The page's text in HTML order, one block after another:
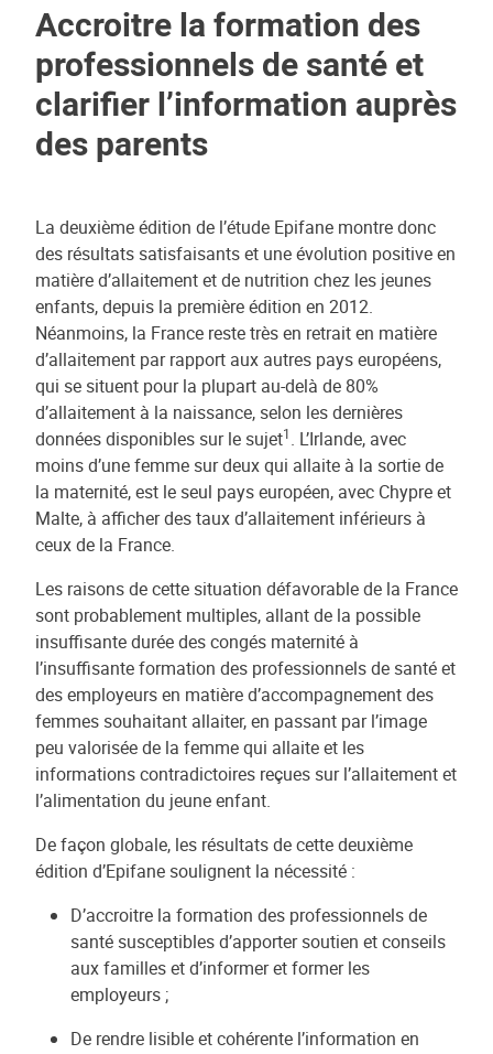
Accroitre la formation des
professionnels de santé et
clarifier l’information auprès
des parents
La deuxième édition de l’étude Epifane montre donc
des résultats satisfaisants et une évolution positive en
matière d’allaitement et de nutrition chez les jeunes
enfants, depuis la première édition en 2012.
Néanmoins, la France reste très en retrait en matière
d’allaitement par rapport aux autres pays européens,
qui se situent pour la plupart au-delà de 80%
d’allaitement à la naissance, selon les dernières
données disponibles sur le sujet1. L’Irlande, avec
moins d’une femme sur deux qui allaite à la sortie de
la maternité, est le seul pays européen, avec Chypre et
Malte, à afficher des taux d’allaitement inférieurs à
ceux de la France.
Les raisons de cette situation défavorable de la France
sont probablement multiples, allant de la possible
insuffisante durée des congés maternité à
l’insuffisante formation des professionnels de santé et
des employeurs en matière d’accompagnement des
femmes souhaitant allaiter, en passant par l’image
peu valorisée de la femme qui allaite et les
informations contradictoires reçues sur l’allaitement et
l’alimentation du jeune enfant.
De façon globale, les résultats de cette deuxième
édition d’Epifane soulignent la nécessité :
D’accroitre la formation des professionnels de
santé susceptibles d’apporter soutien et conseils
aux familles et d’informer et former les
employeurs ;
De rendre lisible et cohérente l’information en